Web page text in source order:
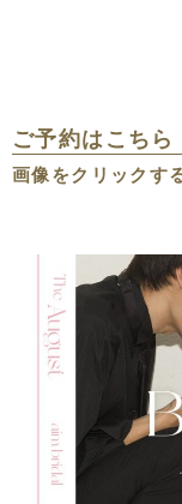
ご予約はこちら
画像をクリックす